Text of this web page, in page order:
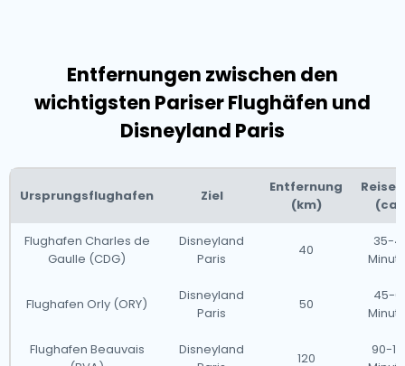
Entfernungen zwischen den
wichtigsten Pariser Flughäfen und
Disneyland Paris
Ursprungsflughafen Ziel
Entfernung
(km)
Flughafen Charles de
Gaulle (CDG)
Disneyland
Paris
40
35-
Flughafen Orly (ORY)
Disneyland
Paris
50
45-
Flughafen Beauvais
Disneyland
120
90-